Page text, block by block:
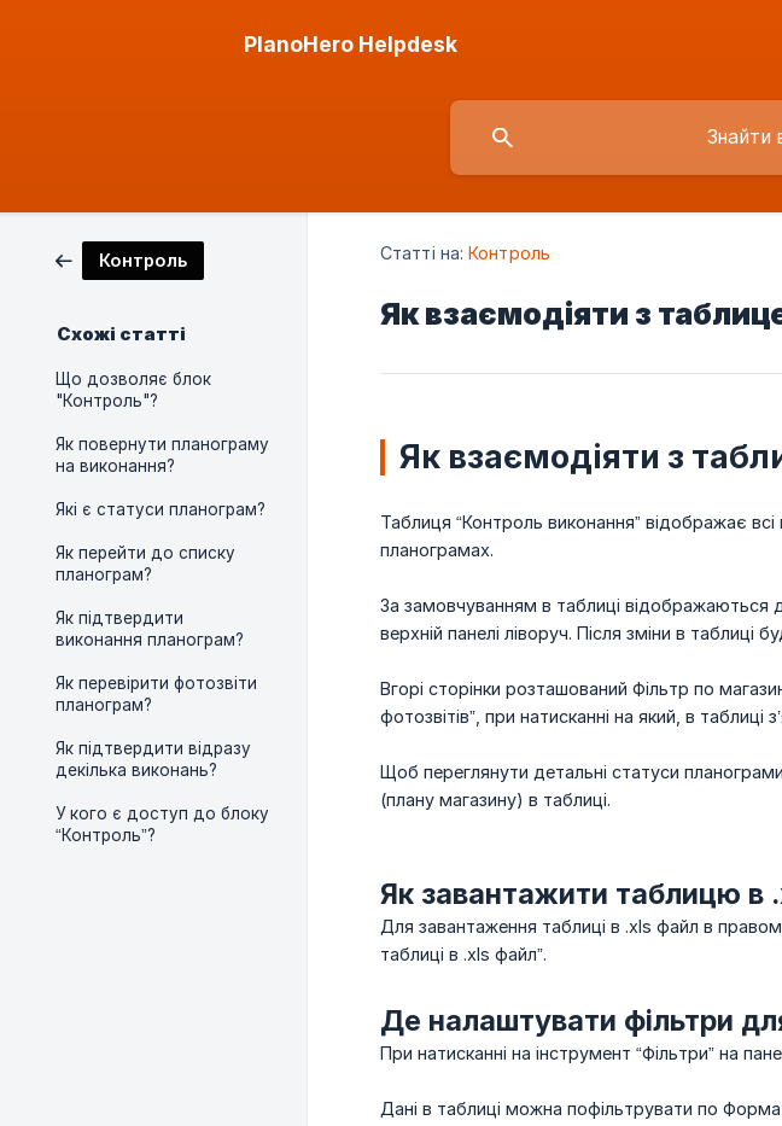
PlanoHero Helpdesk
Контроль
Схожі статті
Що дозволяє блок
"Контроль"?
Як повернути планограму
на виконання?
Які є статуси планограм?
Як перейти до списку
планограм?
Як підтвердити
виконання планограм?
Як перевірити фотозвіти
планограм?
Як підтвердити відразу
декілька виконань?
У кого є доступ до блоку
“Контроль”?
Статті на: Контроль
Як взаємодіяти з
Як взаємодіяти з
Таблиця “Контроль виконання” відображає всі
планограмах.
За замовчуванням в таблиці відображаються
верхній панелі ліворуч. Після зміни в таблиці
Вгорі сторінки розташований Фільтр по
фотозвітів”, при натисканні на який, в
Щоб переглянути детальні статуси
(плану магазину) в таблиці.
Як завантажити таблицю в
Для завантаження таблиці в .xls файл в
таблиці в .xls файл”.
Де налаштувати фільтри
При натисканні на інструмент “Фільтри” на
Дані в таблиці можна пофільтрувати по